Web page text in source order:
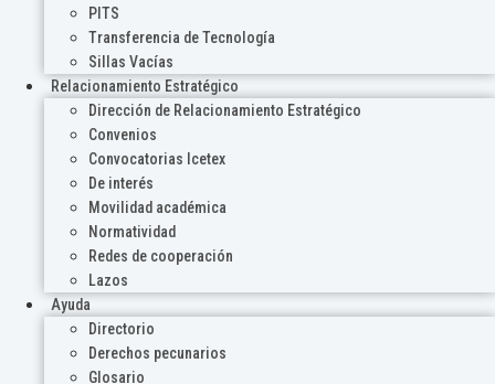
PITS
Transferencia de Tecnología
Sillas Vacías
Relacionamiento Estratégico
Dirección de Relacionamiento Estratégico
Convenios
Convocatorias Icetex
De interés
Movilidad académica
Normatividad
Redes de cooperación
Lazos
Ayuda
Directorio
Derechos pecunarios
Glosario